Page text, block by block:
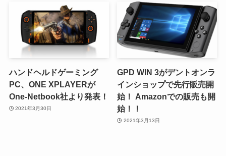
ハンドヘルドゲーミング
PC、ONE XPLAYERが
One-Netbook社より発表！
2021年3月30日
GPD WIN 3がデントオンラ
インショップで先行販売開
始！ Amazonでの販売も開
始！！
2021年3月13日